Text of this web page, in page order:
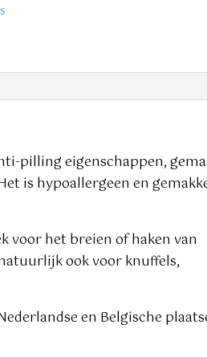
pilling eigenschappen,
is hypoallergeen en
voor het breien of haken van
ook voor knuffels,
en Belgische